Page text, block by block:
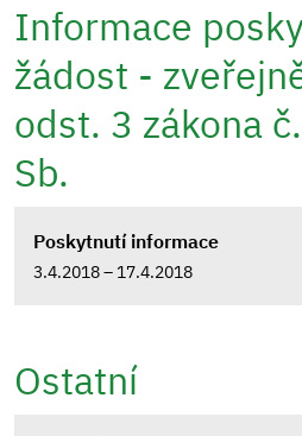
Informace
žádost -
odst. 3 zákona
Sb.
Poskytnutí informace
3.4.2018 – 17.4.2018
Ostatní